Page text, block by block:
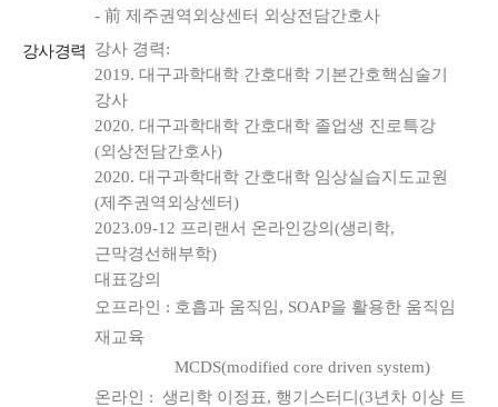
- 前 제주권역외상센터 외상전담간호사
강사경력
강사 경력:
2019. 대구과학대학 간호대학 기본간호핵심술기
강사
2020. 대구과학대학 간호대학 졸업생 진로특강
(외상전담간호사)
2020. 대구과학대학 간호대학 임상실습지도교원
(제주권역외상센터)
2023.09-12 프리랜서 온라인강의(생리학,
근막경선해부학)
대표강의
오프라인 : 호흡과 움직임, SOAP을 활용한 움직임
재교육
MCDS(modified core driven system)
온라인 : 생리학 이정표, 행기스터디(3년차 이상 트